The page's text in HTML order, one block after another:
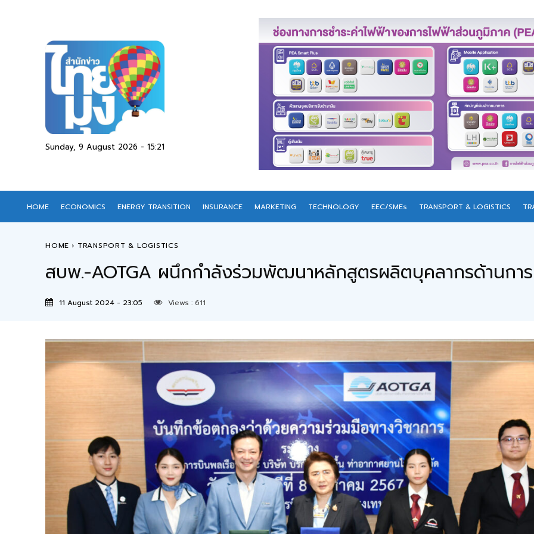
Sunday, 9 August 2026 - 15:21
HOME ECONOMICS ENERGY TRANSITION INSURANCE MARKETING TECHNOLOGY EEC/SMEs TRANSPORT & LOGISTICS
HOME TRANSPORT & LOGISTICS
สบพ.-AOTGA ผนึกกำลังร่วมพัฒนาหลักสูตรผลิตบุคลากรด้านกา
11 August 2024 - 23:05 Views : 611